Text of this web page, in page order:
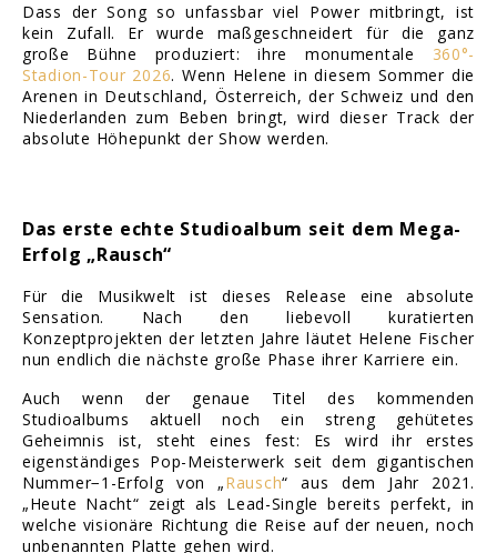
Dass der Song so unfassbar viel Power mitbringt, ist
kein Zufall. Er wurde maßgeschneidert für die ganz
große Bühne produziert: ihre monumentale 360°-
Stadion-Tour 2026. Wenn Helene in diesem Sommer die
Arenen in Deutschland, Österreich, der Schweiz und den
Niederlanden zum Beben bringt, wird dieser Track der
absolute Höhepunkt der Show werden.
Das erste echte Studioalbum seit dem Mega-
Erfolg „Rausch“
Für die Musikwelt ist dieses Release eine absolute
Sensation. Nach den liebevoll kuratierten
Konzeptprojekten der letzten Jahre läutet Helene Fischer
nun endlich die nächste große Phase ihrer Karriere ein.
Auch wenn der genaue Titel des kommenden
Studioalbums aktuell noch ein streng gehütetes
Geheimnis ist, steht eines fest: Es wird ihr erstes
eigenständiges Pop-Meisterwerk seit dem gigantischen
Nummer−1-Erfolg von „Rausch“ aus dem Jahr 2021.
„Heute Nacht“ zeigt als Lead-Single bereits perfekt, in
welche visionäre Richtung die Reise auf der neuen, noch
unbenannten Platte gehen wird.